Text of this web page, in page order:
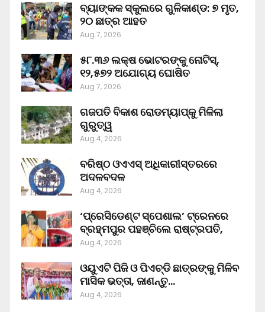
ବ୍ୟାଙ୍କକ ସ୍କୁଲରେ ଗୁଳିକାଣ୍ଡ: ୭ ମୃତ,
୨୦ ଛାତ୍ର ଆହତ
Aug 7, 2026
୫୮.୩୬ ଲକ୍ଷ ଭୋଟରଙ୍କୁ ନୋଟିସ୍‌,
୧୨,୫୭୨ ଅଯୋଗ୍ୟ ଘୋଷିତ
Aug 7, 2026
ଗଜପତି ବିକାଶ ରୋଡମ୍ୟାପ୍‌କୁ ମିଳିଲା
ଗୁରୁତ୍ୱ
Aug 4, 2026
ବରିଷ୍ଠ ଓଏଏସ୍‌ ଅଧିକାରୀସ୍ତରରେ
ଅଦଳବଦଳ
Aug 4, 2026
‘ପ୍ରେସିଡେଣ୍ଟ ସ୍ପେଶାଲ’ ଟ୍ରେନରେ
ବ୍ରହ୍ମପୁର ପହଞ୍ଚିଲେ ରାଷ୍ଟ୍ରପତି,
Aug 4, 2026
ଓୟୁଏଟି ପିଜି ଓ ପିଏଚ୍‌ଡି ଛାତ୍ରଙ୍କୁ ମିଳିବ
ମାସିକ ଭତ୍ତା, ଜାଣନ୍ତୁ…
Aug 4, 2026